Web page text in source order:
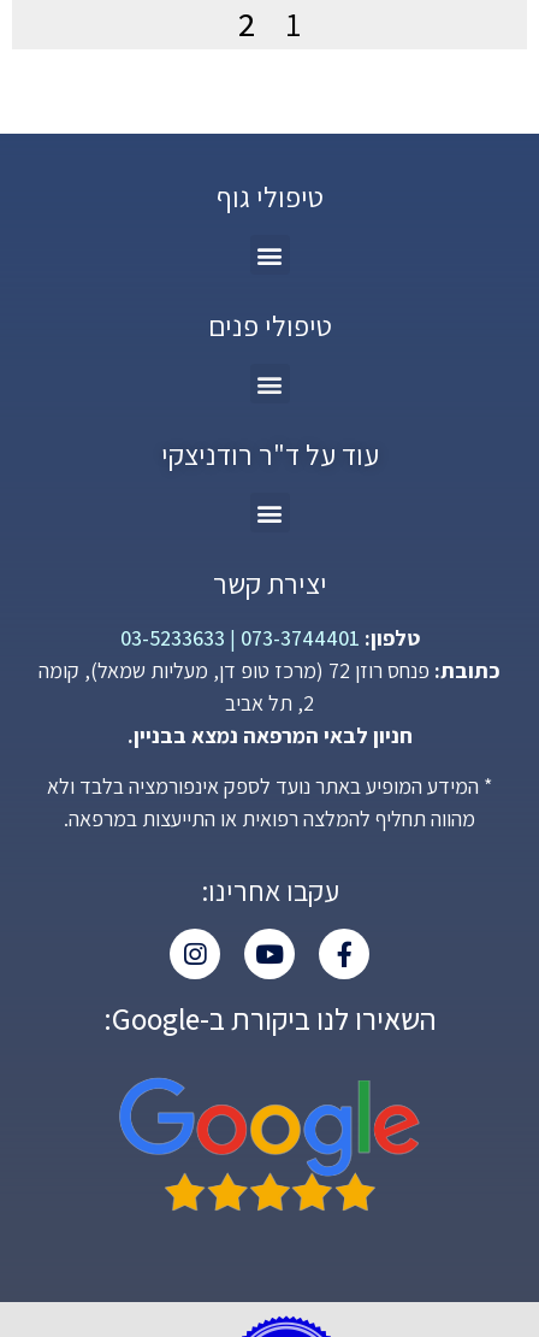
1
2
טיפולי גוף
טיפולי פנים
עוד על ד"ר רודניצקי
יצירת קשר
טלפון: 073-3744401
|
03-5233633
כתובת:
פנחס רוזן 72 (מרכז טופ דן, מעליות שמאל), קומה
2, תל אביב
חניון לבאי המרפאה נמצא בבניין.
* המידע המופיע באתר נועד לספק אינפורמציה בלבד ולא
מהווה תחליף להמלצה רפואית או התייעצות במרפאה.
עקבו אחרינו:
השאירו לנו ביקורת ב-Google: